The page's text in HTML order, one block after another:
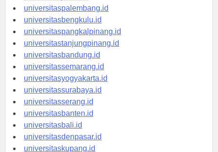
universitasjambi.id
universitaspalembang.id
universitasbengkulu.id
universitaspangkalpinang.id
universitastanjungpinang.id
universitasbandung.id
universitassemarang.id
universitasyogyakarta.id
universitassurabaya.id
universitasserang.id
universitasbanten.id
universitasbali.id
universitasdenpasar.id